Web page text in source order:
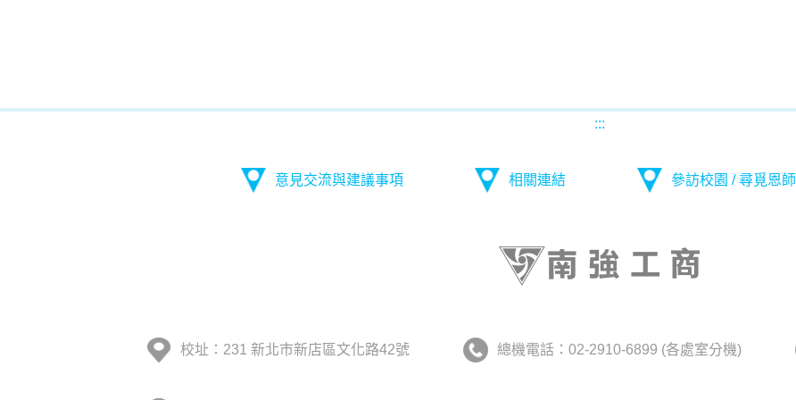
:::
意見交流與建議事項 相關連結 參訪校園 / 尋覓恩師
校址：231 新北市新店區文化路42號 總機電話：02-2910-6899 (各處室分機)